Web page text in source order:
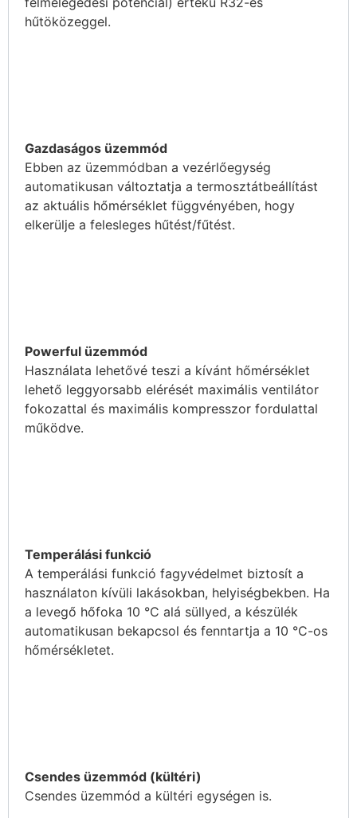
hűtöközeggel.
Gazdaságos üzemmód
Ebben az üzemmódban a vezérlőegység
automatikusan változtatja a termosztátbeállítást
az aktuális hőmérséklet függvényében, hogy
elkerülje a felesleges hűtést/fűtést.
Powerful üzemmód
Használata lehetővé teszi a kívánt hőmérséklet
lehető leggyorsabb elérését maximális ventilátor
fokozattal és maximális kompresszor fordulattal
működve.
Temperálási funkció
A temperálási funkció fagyvédelmet biztosít a
használaton kívüli lakásokban, helyiségbekben. Ha
a levegő hőfoka 10 °C alá süllyed, a készülék
automatikusan bekapcsol és fenntartja a 10 °C-os
hőmérsékletet.
Csendes üzemmód (kültéri)
Csendes üzemmód a kültéri egységen is.